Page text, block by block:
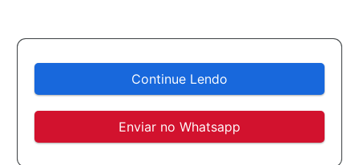
Continue Lendo
Enviar no Whatsapp